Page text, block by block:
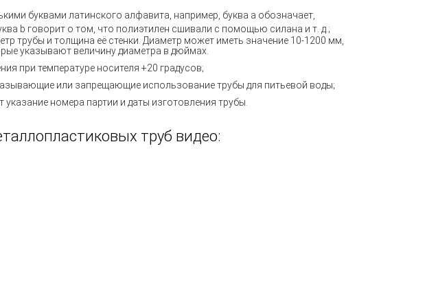
буквами латинского алфавита, например, буква а обозначает,
b говорит о том, что полиэтилен сшивали с помощью силана и т. д.;
трубы и толщина её стенки. Диаметр может иметь значение 10-1200 мм,
указывают величину диаметра в дюймах.
при температуре носителя +20 градусов;
или запрещающие использование трубы для питьевой воды;
номера партии и даты изготовления трубы.
труб видео: